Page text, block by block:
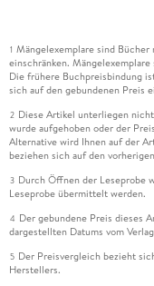
1 Mängelexemplare sind
einschränken.
Die frühere Buchpreisbindung
sich auf den gebundenen Preis
2 Diese Artikel unterliegen
wurde aufgehoben oder der
Alternative wird Ihnen auf der
beziehen sich auf den
3 Durch Öffnen der Leseprobe
Leseprobe übermittelt werden.
4 Der gebundene Preis dieses
dargestellten Datums vom
5 Der Preisvergleich bezieht
Herstellers.